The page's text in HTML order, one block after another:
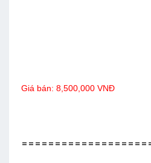
Giá bán: 8,500,000 VNĐ